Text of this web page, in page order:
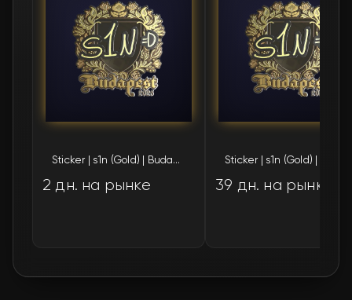
Sticker | s1n (Gold) | Budapest 2025
2 дн. на рынке 39 дн. на рынке